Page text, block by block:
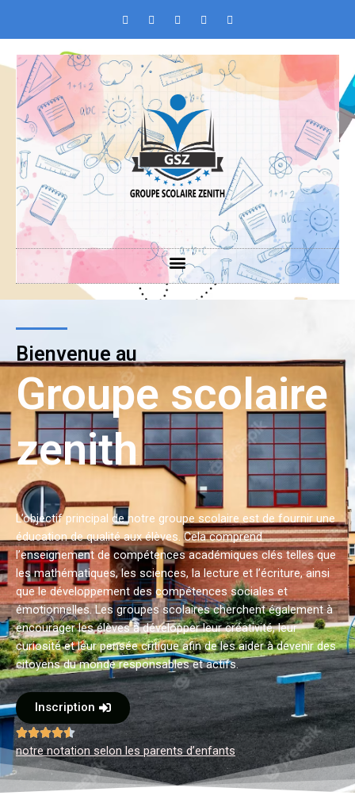
Bienvenue au
Groupe scolaire
zenith
L’objectif principal de notre groupe scolaire est de fournir une
éducation de qualité aux élèves. Cela comprend
l’enseignement de compétences académiques clés telles que
les mathématiques, les sciences, la lecture et l’écriture, ainsi
que le développement des compétences sociales et
émotionnelles. Les groupes scolaires cherchent également à
encourager les élèves à développer leur créativité, leur
curiosité et leur pensée critique afin de les aider à devenir des
citoyens du monde responsables et actifs.
Inscription

notre notation selon les parents d’enfants